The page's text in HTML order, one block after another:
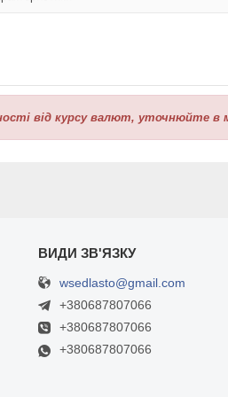
від курсу валют, уточнюйте в
wsedlasto@gmail.com
+380687807066
+380687807066
+380687807066